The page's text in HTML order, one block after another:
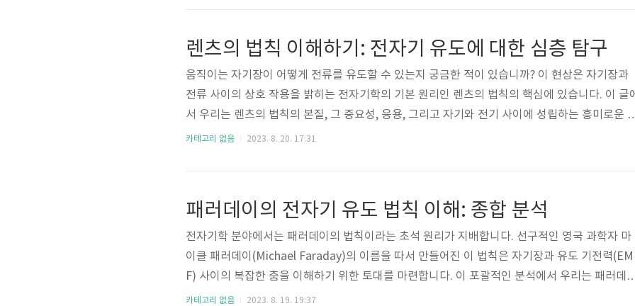
방정식은 전기장과 전하 분포 사이의 관계를 설정합니다. 닫힌 표..
렌츠의 법칙 이해하기: 전자기 유도에 대한 심층 탐구
움직이는 자기장이 어떻게 전류를 유도할 수 있는지 궁금한 적이 있습니까? 이 현상은 자기장과
전류 사이의 상호 작용을 밝히는 전자기학의 기본 원리인 렌츠의 법칙의 핵심에 있습니다. 이 글
서 우리는 렌츠의 법칙의 본질, 그 중요성, 응용, 그리고 자기와 전기 사이에 성립하는 흥미로운
계를 탐구할 것입니다. 물리학 영역에서 전자기 유도는 전류와 자기장의 거동을 지배하는 기본
마이클 패러데이에 의해 발견되었으며 전자기학..
카테고리 없음 2023. 8. 20. 17:31
패러데이의 전자기 유도 법칙 이해: 종합 분석
전자기학 분야에서는 패러데이의 법칙이라는 초석 원리가 지배합니다. 선구적인 영국 과학자 마
이클 패러데이(Michael Faraday)의 이름을 따서 만들어진 이 법칙은 자기장과 유도 기전력(EM
F) 사이의 복잡한 춤을 이해하기 위한 토대를 마련합니다. 이 포괄적인 분석에서 우리는 패러데
법칙의 본질을 해독하고 그 중요성, 적용 및 그 기초가 되는 우아한 수학을 탐구하는 여정을 시작
카테고리 없음 2023. 8. 19. 19:37